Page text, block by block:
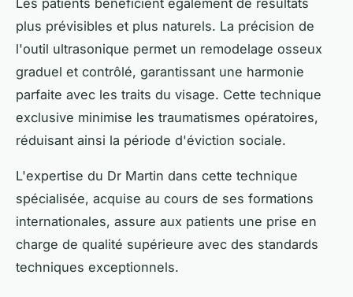
plus prévisibles et plus naturels. La précision de
l'outil ultrasonique permet un remodelage osseux
graduel et contrôlé, garantissant une harmonie
parfaite avec les traits du visage. Cette technique
exclusive minimise les traumatismes opératoires,
réduisant ainsi la période d'éviction sociale.
L'expertise du Dr Martin dans cette technique
spécialisée, acquise au cours de ses formations
internationales, assure aux patients une prise en
charge de qualité supérieure avec des standards
techniques exceptionnels.